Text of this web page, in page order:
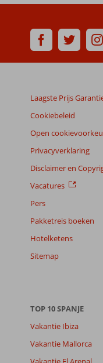
Laagste Prijs
Cookiebeleid
Open
Privacyverklaring
Disclaimer en
Vacatures
Pers
Pakketreis boeken
Hotelketens
Sitemap
TOP 10 SPANJE
Vakantie Ibiza
Vakantie Mallorca